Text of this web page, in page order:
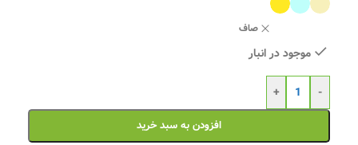
صاف
موجود در انبار
-
+
افزودن به سبد خرید